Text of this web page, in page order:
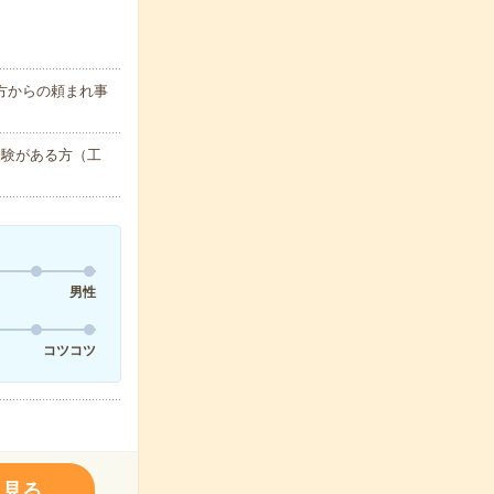
からの頼まれ事
がある方（工
男性
コツコツ